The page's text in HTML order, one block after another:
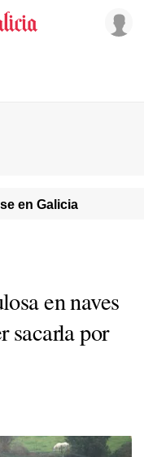
en Galicia
en naves
sacarla por